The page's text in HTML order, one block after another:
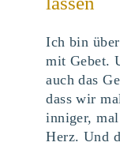
Ich bin
mit Gebet.
auch das
dass wir
inniger,
Herz. Und